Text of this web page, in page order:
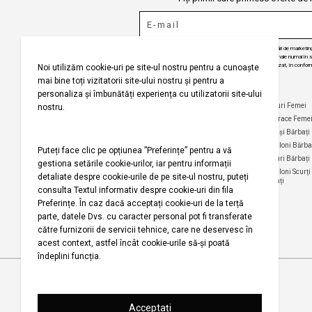
Prin abonarea la buletinul nostru informativ, sunteți de acord să primiți comunicări de
angajăm să vă protejăm confidențialitatea și vom folosi informațiile dvs. personale numai în
actualizări despre produsele și serviciile noastre, să vă oferim conținut personalizat, în
dezabona de la aceste comunicări în orice moment, în mod gratuit.
Companie
utilizarea
modulelor de
tip cookie
Termeni și
condiții
pentru
campania
Regulament
promoțională
Urmărirea comenzii
fără înregistrare
Politica de
confidențialitate
Termeni şi condiții
Harta site-ului
Magazinele noastre
Pantaloni Femei
Pantaloni Scurți
Femei
Bluze Femei
Maiouri Femei
Hanorace Femei
Cămași Bărbați
Pantaloni
Tricouri Bărbați
Pantaloni Scurți
Bărbați
Drepturi de autor 2001-2026 Koton.com
Puteți ajunge
Selecteaza țara